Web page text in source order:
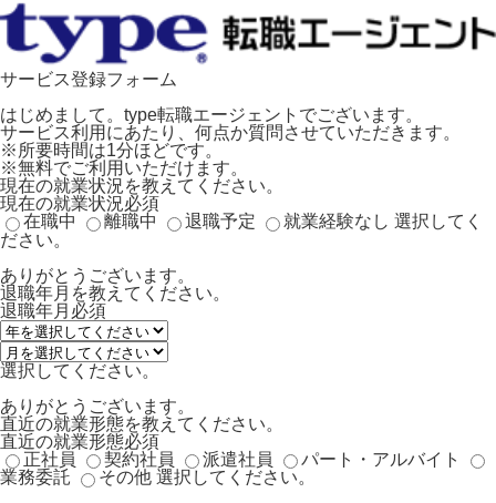
サービス登録フォーム
はじめまして。type転職エージェントでございます。
サービス利用にあたり、何点か質問させていただきます。
※所要時間は1分ほどです。
※無料でご利用いただけます。
現在の就業状況を教えてください。
現在の就業状況必須
在職中
離職中 退職予定 就業経験なし 選択してく
ださい。
ありがとうございます。
退職年月を教えてください。
退職年月 必須
選択してください。
ありがとうございます。
直近の就業形態を教えてください。
直近の就業形態必須
正社員
契約社員 派遣社員
パート・アルバイト
業務委託
その他 選択してください。